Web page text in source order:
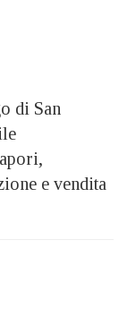
di San
e vendita